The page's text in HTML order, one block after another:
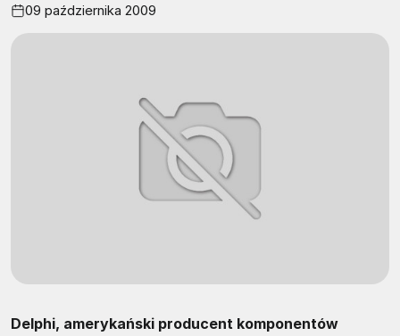
09 października 2009
Delphi, amerykański producent komponentów